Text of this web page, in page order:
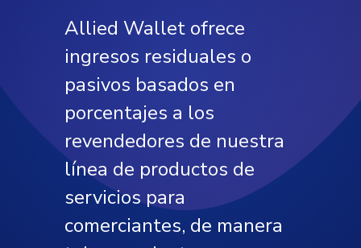
Allied Wallet ofrece
ingresos residuales o
pasivos basados en
porcentajes a los
revendedores de nuestra
línea de productos de
servicios para
comerciantes, de manera